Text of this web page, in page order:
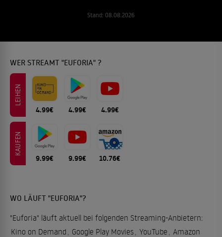
Stand: 08.08.2026
WER STREAMT "EUFORIA" ?
LEIHEN
4.99€ 4.99€ 4.99€
KAUFEN
9.99€ 9.99€ 10.76€
WO LÄUFT "EUFORIA"?
"Euforia" läuft aktuell bei folgenden Streaming-Anbietern:
Kino on Demand , Google Play Movies, YouTube , Amazon